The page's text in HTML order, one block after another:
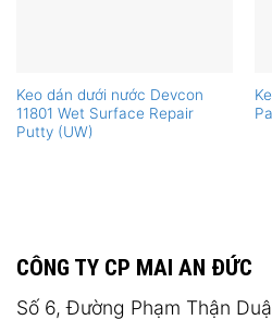
Keo dán dưới nước Devcon
11801 Wet Surface Repair
Putty (UW)
CÔNG TY CP MAI AN ĐỨC
Số 6, Đường Phạm Thận